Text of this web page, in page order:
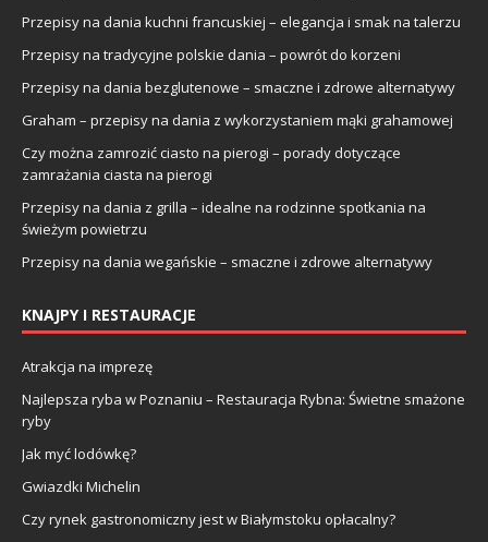
Przepisy na dania kuchni francuskiej – elegancja i smak na talerzu
Przepisy na tradycyjne polskie dania – powrót do korzeni
Przepisy na dania bezglutenowe – smaczne i zdrowe alternatywy
Graham – przepisy na dania z wykorzystaniem mąki grahamowej
Czy można zamrozić ciasto na pierogi – porady dotyczące
zamrażania ciasta na pierogi
Przepisy na dania z grilla – idealne na rodzinne spotkania na
świeżym powietrzu
Przepisy na dania wegańskie – smaczne i zdrowe alternatywy
KNAJPY I RESTAURACJE
Atrakcja na imprezę
Najlepsza ryba w Poznaniu – Restauracja Rybna: Świetne smażone
ryby
Jak myć lodówkę?
Gwiazdki Michelin
Czy rynek gastronomiczny jest w Białymstoku opłacalny?